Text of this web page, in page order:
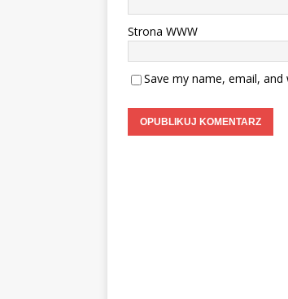
Strona WWW
Save my name, email,